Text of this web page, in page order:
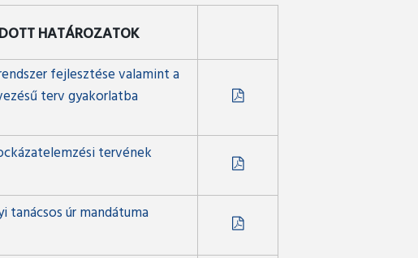
HATÁROZATOK
fejlesztése valamint a
terv gyakorlatba
tervének
tanácsos úr mandátuma